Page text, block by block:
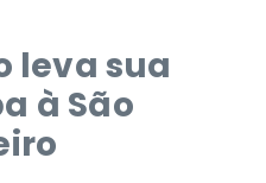
leva sua
à São